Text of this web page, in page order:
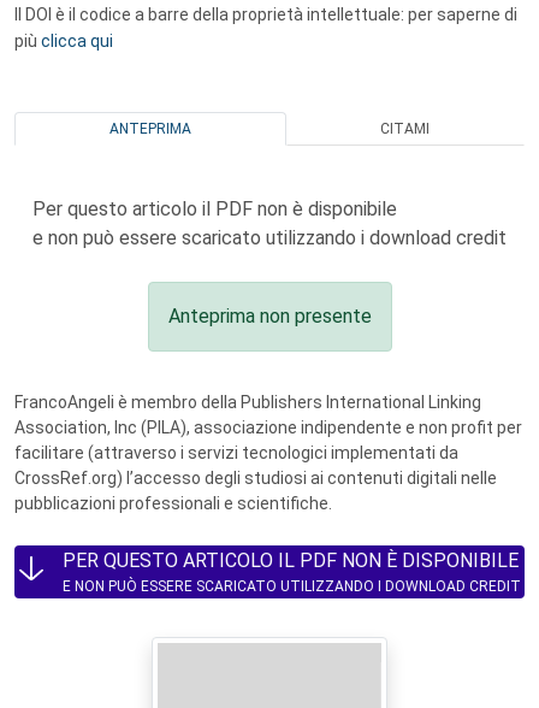
Il DOI è il codice a barre della proprietà intellettuale: per saperne di
più clicca qui
ANTEPRIMA CITAMI
Per questo articolo il PDF non è disponibile
e non può essere scaricato utilizzando i download credit
Anteprima non presente
FrancoAngeli è membro della Publishers International Linking
Association, Inc (PILA), associazione indipendente e non profit per
facilitare (attraverso i servizi tecnologici implementati da
CrossRef.org) l’accesso degli studiosi ai contenuti digitali nelle
pubblicazioni professionali e scientifiche.
PER QUESTO ARTICOLO IL PDF NON È DISPONIBILE
E NON PUÒ ESSERE SCARICATO UTILIZZANDO I DOWNLOAD CREDIT